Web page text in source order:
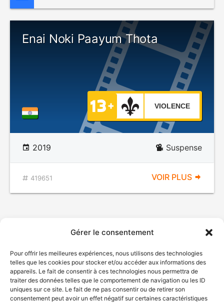
Gérer le consentement
Pour offrir les meilleures expériences, nous utilisons des technologies
telles que les cookies pour stocker et/ou accéder aux informations des
appareils. Le fait de consentir à ces technologies nous permettra de
traiter des données telles que le comportement de navigation ou les ID
uniques sur ce site. Le fait de ne pas consentir ou de retirer son
consentement peut avoir un effet négatif sur certaines caractéristiques
Enai Noki Paayum Thota
VIOLENCE
2019 Suspense
419651 VOIR PLUS